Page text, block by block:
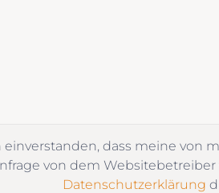
einverstanden, dass meine von
von dem
Datenschutzerklärung